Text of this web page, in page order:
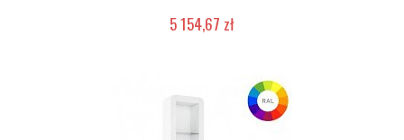
5 154,67 zł